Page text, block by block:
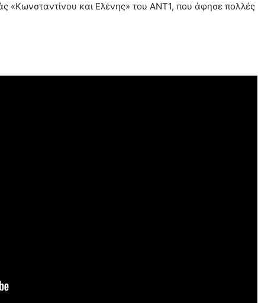
«Κωνσταντίνου και Ελένης» του ΑΝΤ1, που άφησε πολλές